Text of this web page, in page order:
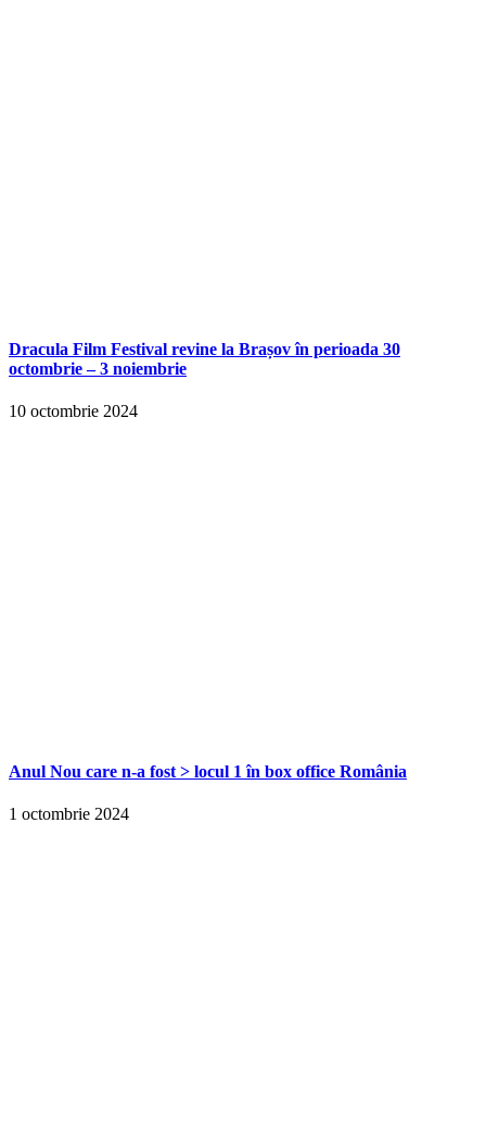
Dracula Film Festival revine la Brașov în perioada 30
octombrie – 3 noiembrie
10 octombrie 2024
Anul Nou care n-a fost > locul 1 în box office România
1 octombrie 2024